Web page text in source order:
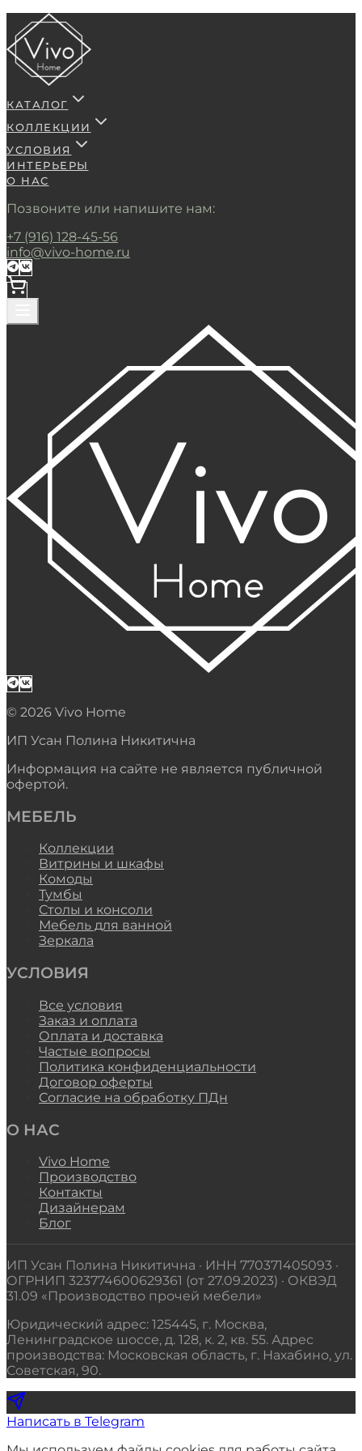
КАТАЛОГ
КОЛЛЕКЦИИ
УСЛОВИЯ
ИНТЕРЬЕРЫ
О НАС
Позвоните или напишите нам:
+7 (916) 128-45-56
info@vivo-home.ru
© 2026 Vivo Home
ИП Усан Полина Никитична
Информация на сайте не является публичной
офертой.
МЕБЕЛЬ
Коллекции
Витрины и шкафы
Комоды
Тумбы
Столы и консоли
Мебель для ванной
Зеркала
УСЛОВИЯ
Все условия
Заказ и оплата
Оплата и доставка
Частые вопросы
Политика конфиденциальности
Договор оферты
Согласие на обработку ПДн
О НАС
Vivo Home
Производство
Контакты
Дизайнерам
Блог
ИП Усан Полина Никитична · ИНН 770371405093 ·
ОГРНИП 323774600629361 (от 27.09.2023) · ОКВЭД
31.09 «Производство прочей мебели»
Юридический адрес: 125445, г. Москва,
Ленинградское шоссе, д. 128, к. 2, кв. 55. Адрес
производства: Московская область, г. Нахабино, ул.
Советская, 90.
Написать в Telegram